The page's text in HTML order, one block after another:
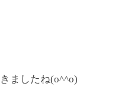
ましたね(o^^o)